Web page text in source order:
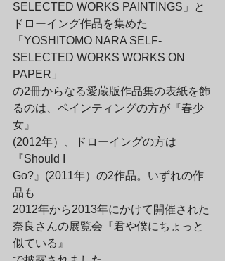
SELECTED WORKS PAINTINGS」と
ドローイング作品を集めた
「YOSHITOMO NARA SELF-
SELECTED WORKS WORKS ON
PAPER」
の2冊からなる愛蔵版作品集の表紙を飾
るのは、ペインティングの方が『春少
女』
(2012年）、ドローイングの方は
『Should I
Go?』(2011年）の2作品。いずれの作
品も
2012年から2013年にかけて開催された
奈良さんの展覧会『君や僕にちょっと
似ている』